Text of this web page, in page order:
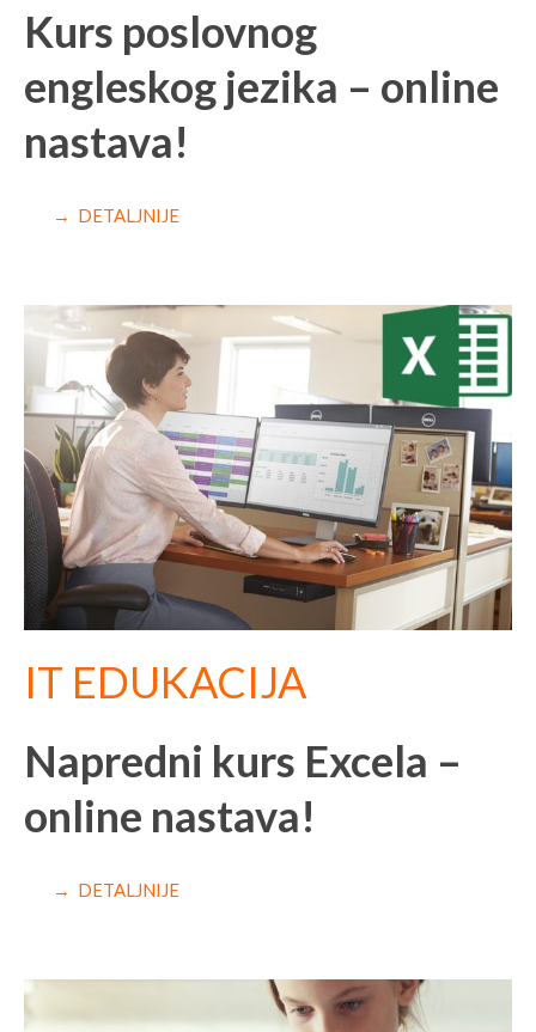
Kurs poslovnog
engleskog jezika – online
nastava!
→ DETALJNIJE
IT EDUKACIJA
Napredni kurs Excela –
online nastava!
→ DETALJNIJE